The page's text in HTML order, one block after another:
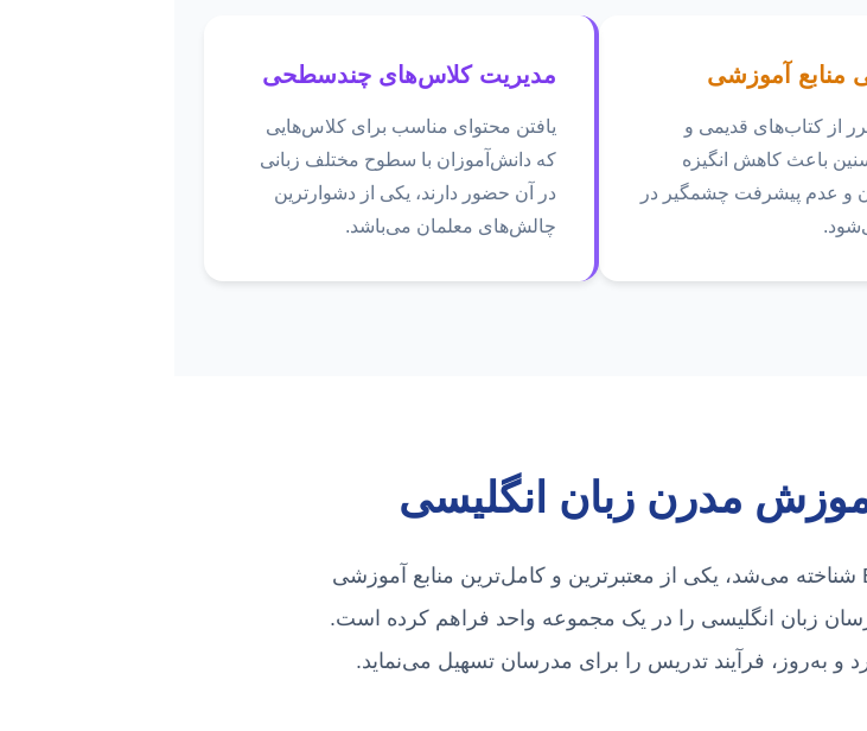
منابع آموزشی
از کتاب‌های قدیمی و
باعث کاهش انگیزه
و عدم پیشرفت چشمگیر در
مدیریت کلاس‌های چندسطحی
یافتن محتوای مناسب برای کلاس‌هایی
که دانش‌آموزان با سطوح مختلف زبانی
در آن حضور دارند، یکی از دشوارترین
چالش‌های معلمان می‌باشد.
مدرن زبان انگلیسی
پلتفرم الی (Ellii) که پیش‌تر با نام ESL Library شناخته می‌شد، یکی از معتبرترین و کامل‌ترین منابع آموزشی
زبان انگلیسی را در یک مجموعه واحد فراهم کرده است.
و به‌روز، فرآیند تدریس را برای مدرسان تسهیل می‌نماید.